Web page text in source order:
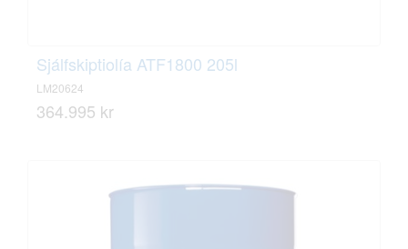
Sjálfskiptiolía ATF1800 205l
LM20624
364.995 kr